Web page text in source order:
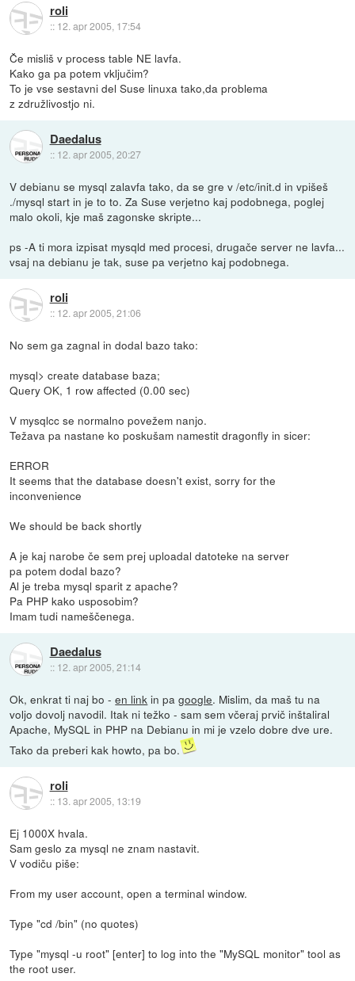
roli
:: 12. apr 2005, 17:54
Če misliš v process table NE lavfa.
Kako ga pa potem vključim?
To je vse sestavni del Suse linuxa tako,da problema
z združlivostjo ni.
Daedalus
:: 12. apr 2005, 20:27
V debianu se mysql zalavfa tako, da se gre v /etc/init.d in vpišeš
./mysql start in je to to. Za Suse verjetno kaj podobnega, poglej
malo okoli, kje maš zagonske skripte...
ps -A ti mora izpisat mysqld med procesi, drugače server ne lavfa...
vsaj na debianu je tak, suse pa verjetno kaj podobnega.
roli
:: 12. apr 2005, 21:06
No sem ga zagnal in dodal bazo tako:
mysql> create database baza;
Query OK, 1 row affected (0.00 sec)
V mysqlcc se normalno povežem nanjo.
Težava pa nastane ko poskušam namestit dragonfly in sicer:
ERROR
It seems that the database doesn't exist, sorry for the
inconvenience
We should be back shortly
A je kaj narobe če sem prej uploadal datoteke na server
pa potem dodal bazo?
Al je treba mysql sparit z apache?
Pa PHP kako usposobim?
Imam tudi nameščenega.
Daedalus
:: 12. apr 2005, 21:14
Ok, enkrat ti naj bo -en link in pagoogle. Mislim, da maš tu na
voljo dovolj navodil. Itak ni težko - sam sem včeraj prvič inštaliral
Apache, MySQL in PHP na Debianu in mi je vzelo dobre dve ure.
Tako da preberi kak howto, pa bo.
roli
:: 13. apr 2005, 13:19
Ej 1000X hvala.
Sam geslo za mysql ne znam nastavit.
V vodiču piše:
From my user account, open a terminal window.
Type "cd /bin" (no quotes)
Type "mysql -u root" [enter] to log into the "MySQL monitor" tool as
the root user.